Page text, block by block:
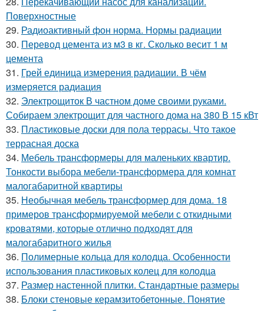
Поверхностные
29. Радиоактивный фон норма. Нормы радиации
30. Перевод цемента из м3 в кг. Сколько весит 1 м
цемента
31. Грей единица измерения радиации. В чём
измеряется радиация
32. Электрощиток В частном доме своими руками.
Собираем электрощит для частного дома на 380 В 15 кВт
33. Пластиковые доски для пола террасы. Что такое
террасная доска
34. Мебель трансформеры для маленьких квартир.
Тонкости выбора мебели-трансформера для комнат
малогабаритной квартиры
35. Необычная мебель трансформер для дома. 18
примеров трансформируемой мебели с откидными
кроватями, которые отлично подходят для
малогабаритного жилья
36. Полимерные кольца для колодца. Особенности
использования пластиковых колец для колодца
37. Размер настенной плитки. Стандартные размеры
38. Блоки стеновые керамзитобетонные. Понятие